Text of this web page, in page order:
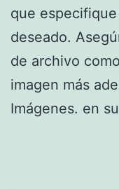
que
deseado.
de archivo
imagen más
Imágenes. en